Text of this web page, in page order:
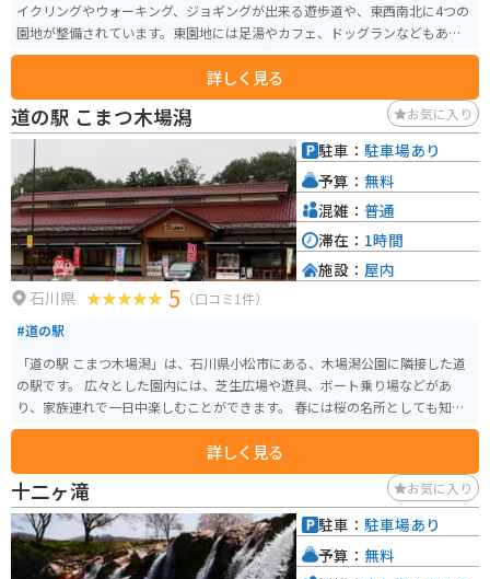
イクリングやウォーキング、ジョギングが出来る遊歩道や、東西南北に4つの
園地が整備されています。東園地には足湯やカフェ、ドッグランなどもあり
ます。季節によっては、カヌーやゲートゴルフを楽しめたり、お花見客で賑
詳しく見る
道の駅 こまつ木場潟 お気に入り
石川県 5 （口コミ1件）
#道の駅
「道の駅 こまつ木場潟」は、石川県小松市にある、木場潟公園に隣接した道
の駅です。 広々とした園内には、芝生広場や遊具、ボート乗り場などがあ
り、家族連れで一日中楽しむことができます。 春には桜の名所としても知ら
れており、多くの花見客で賑わいます。 道の駅には、地元の新鮮な野菜や果
物を販売する農産物直売所や、小松うどんや塩焼きそばなどのご当地グルメ
が味わえるレストランがあります。 また、レンタサイクルも用意されている
ので、木場潟公園内をサイクリングすることもおすすめです。 バイクで訪れ
る場合は、道の駅に隣接する駐車場にバイク専用の駐車スペースがありま
す。 木場潟公園は一周約4kmの周遊道路があり、景色を楽しみながらのんび
り走ることができます。 道の駅 こまつ木場潟は、自然と触れ合いながら、地
詳しく見る
駐車： 駐車場あり
予算： 無料
混雑： 普通
滞在： 1時間
施設： 屋内
十二ヶ滝 お気に入り
駐車： 駐車場あり
予算： 無料